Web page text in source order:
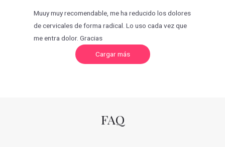
Muuy muy recomendable, me ha reducido los dolores
de cervicales de forma radical. Lo uso cada vez que
me entra dolor. Gracias
Cargar másC
r
FAQ